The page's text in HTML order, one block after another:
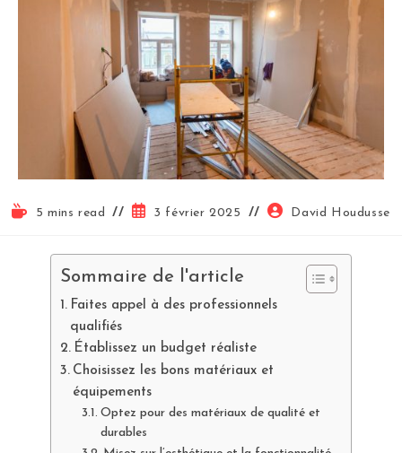
5 mins read 3 février 2025 David Houdusse
Sommaire de l'article
Faites appel à des professionnels
qualifiés
Établissez un budget réaliste
Choisissez les bons matériaux et
équipements
Optez pour des matériaux de qualité et
durables